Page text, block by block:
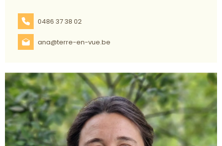
0486 37 38 02
ana@terre-en-vue.be